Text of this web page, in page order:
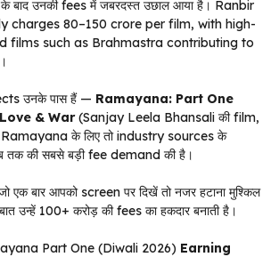
बाद उनकी fees में जबरदस्त उछाल आया है। Ranbir
charges ₹80–150 crore per film, with high-
films such as Brahmastra contributing to
उनके पास हैं — Ramayana: Part One
Love & War(Sanjay Leela Bhansali की film,
के लिए तो industry sources के
तक की सबसे बड़ी fee demand की है।
एक बार आपको screen पर दिखें तो नजर हटाना मुश्किल
उन्हें ₹100+ करोड़ की fees का हकदार बनाती है।
Part One (Diwali 2026) Earning